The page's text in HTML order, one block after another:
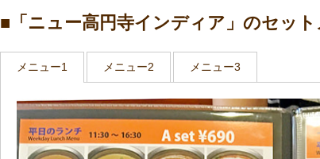
■「ニュー高円寺インディア」のセッ
メニュー1 メニュー2 メニュー3